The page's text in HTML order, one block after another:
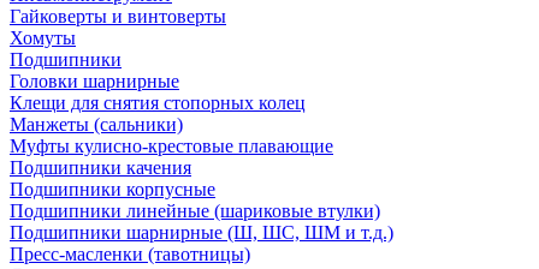
Гайковерты и винтоверты
Хомуты
Подшипники
Головки шарнирные
Клещи для снятия стопорных колец
Манжеты (сальники)
Муфты кулисно-крестовые плавающие
Подшипники качения
Подшипники корпусные
Подшипники линейные (шариковые втулки)
Подшипники шарнирные (Ш, ШС, ШМ и т.д.)
Пресс-масленки (тавотницы)